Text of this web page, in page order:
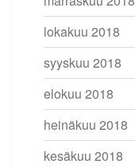
lokakuu 2018
syyskuu 2018
elokuu 2018
heinäkuu 2018
kesäkuu 2018